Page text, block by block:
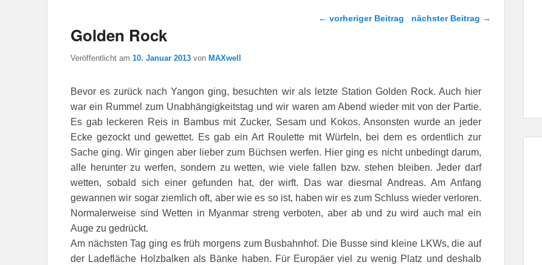
Beitragsnavigation
← vorheriger Beitrag nächster Beitrag →
Golden Rock
Veröffentlicht am 10. Januar 2013 von MAXwell
Bevor es zurück nach Yangon ging, besuchten wir als letzte Station Golden Rock. Auch hier
war ein Rummel zum Unabhängigkeitstag und wir waren am Abend wieder mit von der Partie.
Es gab leckeren Reis in Bambus mit Zucker, Sesam und Kokos. Ansonsten wurde an jeder
Ecke gezockt und gewettet. Es gab ein Art Roulette mit Würfeln, bei dem es ordentlich zur
Sache ging. Wir gingen aber lieber zum Büchsen werfen. Hier ging es nicht unbedingt darum,
alle herunter zu werfen, sondern zu wetten, wie viele fallen bzw. stehen bleiben. Jeder darf
wetten, sobald sich einer gefunden hat, der wirft. Das war diesmal Andreas. Am Anfang
gewannen wir sogar ziemlich oft, aber wie es so ist, haben wir es zum Schluss wieder verloren.
Normalerweise sind Wetten in Myanmar streng verboten, aber ab und zu wird auch mal ein
Auge zu gedrückt.
Am nächsten Tag ging es früh morgens zum Busbahnhof. Die Busse sind kleine LKWs, die auf
der Ladefläche Holzbalken als Bänke haben. Für Europäer viel zu wenig Platz und deshalb